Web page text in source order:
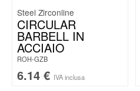
Steel Zirconline
CIRCULAR
BARBELL IN
ACCIAIO
ROH-GZB
6.14 € IVA inclusa